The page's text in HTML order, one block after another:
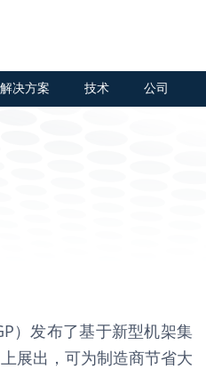
解决方案 技术 公司
）发布了基于新型机架集
展出，可为制造商节省大